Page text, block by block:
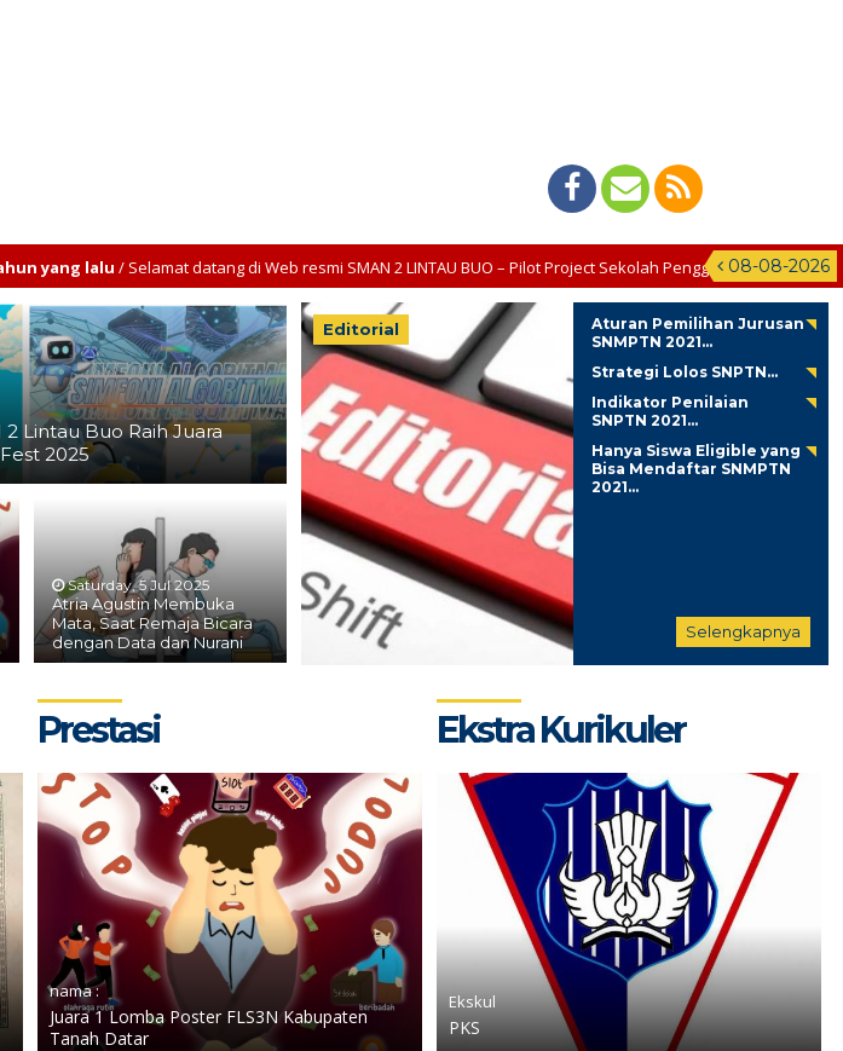
08-08-2026
datang di Web resmi SMAN 2 LINTAU BUO – Pilot Project Sekolah Penggerak 1 tahun yang lalu/
2 Lintau Buo Raih Juara
2025
Saturday, 5 Jul 2025
Atria Agustin Membuka
Mata, Saat Remaja Bicara
dengan Data dan Nurani
Editorial
Aturan Pemilihan Jurusan
SNMPTN 2021...
Strategi Lolos SNPTN...
Indikator Penilaian
SNPTN 2021...
Hanya Siswa Eligible yang
Bisa Mendaftar SNMPTN
2021...
Selengkapnya
Prestasi
nama :
Juara 1 Lomba Poster FLS3N Kabupaten
Tanah Datar
Ekstra Kurikuler
Ekskul
PKS